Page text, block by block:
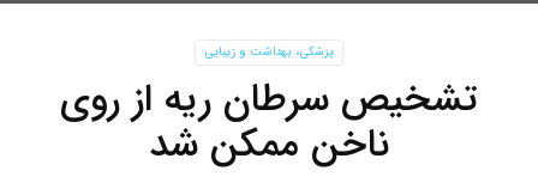
پزشکی، بهداشت و زیبایی
تشخیص سرطان ریه از روی
ناخن ممکن شد